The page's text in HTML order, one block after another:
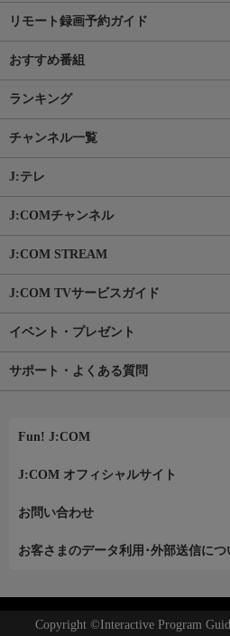
リモート録画予約ガイド
おすすめ番組
ランキング
チャンネル一覧
J:テレ
J:COMチャンネル
J:COM STREAM
J:COM TVサービスガイド
イベント・プレゼント
サポート・よくある質問
Fun! J:COM
J:COM オフィシャルサイト
お問い合わせ
お客さまのデータ利用･外部送信につ
Copyright ©Interactive Program